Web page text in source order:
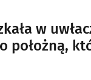
w
położną,